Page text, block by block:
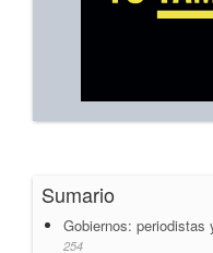
Sumario
Gobiernos:
254